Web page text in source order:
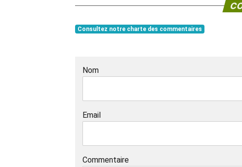
Consultez notre charte des commentaires
Nom
Email
Commentaire